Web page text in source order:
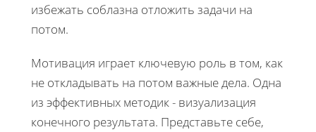
избежать соблазна отложить задачи на
потом.
Мотивация играет ключевую роль в том, как
не откладывать на потом важные дела. Одна
из эффективных методик - визуализация
конечного результата. Представьте себе,